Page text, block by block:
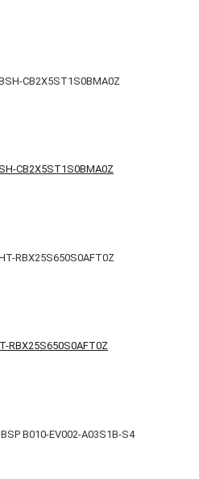
CB2X5ST1S0BMA0Z
RBX25S650S0AFT0Z